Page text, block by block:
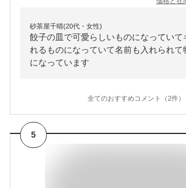
砂茶屋千晴(20代・女性)
餃子の皿で可愛らしいものになっていて
れるものになっていて名前も入れられて
になっています
全てのおすすめコメント（2件）
5